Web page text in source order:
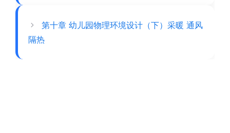
第十章 幼儿园物理环境设计（下）采暖 通风
隔热